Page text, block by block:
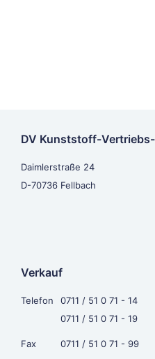
DV Kunststoff-Vertriebs-
Daimlerstraße 24
D-70736 Fellbach
Verkauf
Telefon
0711 / 51 0 71 - 14
0711 / 51 0 71 - 19
Fax 0711 / 51 0 71 - 99